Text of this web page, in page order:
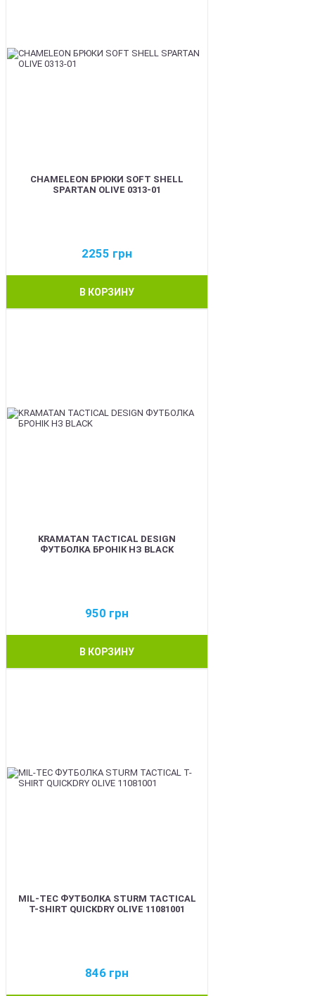
CHAMELEON БРЮКИ SOFT SHELL
SPARTAN OLIVE 0313-01
2255 грн
В КОРЗИНУ
KRAMATAN TACTICAL DESIGN
ФУТБОЛКА БРОНІК НЗ BLACK
950 грн
В КОРЗИНУ
MIL-TEC ФУТБОЛКА STURM TACTICAL
T-SHIRT QUICKDRY OLIVE 11081001
846 грн